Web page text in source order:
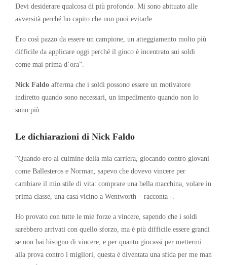
Devi desiderare qualcosa di più profondo. Mi sono abituato alle
avversità perché ho capito che non puoi evitarle.
Ero così pazzo da essere un campione, un atteggiamento molto più
difficile da applicare oggi perché il gioco è incentrato sui soldi
come mai prima d’ora”.
Nick Faldo afferma che i soldi possono essere un motivatore
indiretto quando sono necessari, un impedimento quando non lo
sono più.
Le dichiarazioni di Nick Faldo
“Quando ero al culmine della mia carriera, giocando contro giovani
come Ballesteros e Norman, sapevo che dovevo vincere per
cambiare il mio stile di vita: comprare una bella macchina, volare in
prima classe, una casa vicino a Wentworth – racconta -.
Ho provato con tutte le mie forze a vincere, sapendo che i soldi
sarebbero arrivati ​​con quello sforzo, ma è più difficile essere grandi
se non hai bisogno di vincere, e per quanto giocassi per mettermi
alla prova contro i migliori, questa è diventata una sfida per me man